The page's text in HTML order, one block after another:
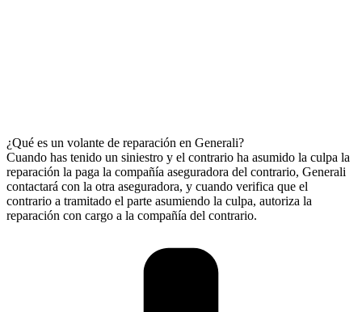
¿Qué es un volante de reparación en Generali?
Cuando has tenido un siniestro y el contrario ha asumido la culpa la
reparación la paga la compañía aseguradora del contrario, Generali
contactará con la otra aseguradora, y cuando verifica que el
contrario a tramitado el parte asumiendo la culpa, autoriza la
reparación con cargo a la compañía del contrario.